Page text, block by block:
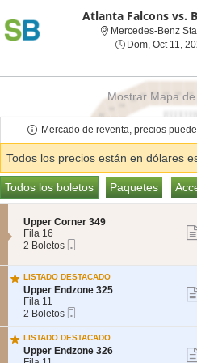
Atlanta Falcons vs.
Mercedes-Benz
Dom, Oct 11,
Mostrar Mapa
Mercado de reventa, precios
Todos los precios están en dólares
Tipos
de
previous
Todas las entradas
Todos los boletos Paquetes
Paquetes
S
e
c
i
ó
n
U
p
p
e
r
C
Upper Corner 349
Fila 16
2
disponible
2 Boletos
LISTADO DESTACADO
S
e
c
c
i
ó
n
Upper Endzone 325
Fila 11
2
Boletos
disponible
2 Boletos
Móvil
LISTADO DESTACADO
S
Upper Endzone 326